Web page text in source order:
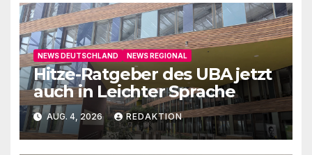
NEWS DEUTSCHLAND NEWS REGIONAL
Hitze-Ratgeber des UBA jetzt
auch in Leichter Sprache
AUG. 4, 2026 REDAKTION